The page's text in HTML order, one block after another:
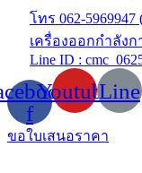
Skip
content
โทร 062-
เครื่องออกกำลัง
Line ID :
f
YoutubeLine
ขอใบเสนอราคา